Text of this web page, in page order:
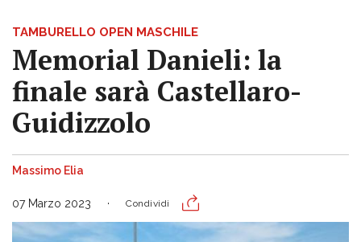
TAMBURELLO OPEN MASCHILE
Memorial Danieli: la
finale sarà Castellaro-
Guidizzolo
Massimo Elia
07 Marzo 2023 Condividi